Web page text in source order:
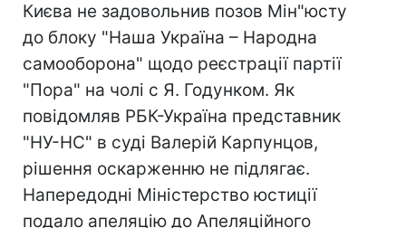
Києва не задовольнив позов Мін"юсту
до блоку "Наша Україна – Народна
самооборона" щодо реєстрації партії
"Пора" на чолі с Я. Годунком. Як
повідомляв РБК-Україна представник
"НУ-НС" в суді Валерій Карпунцов,
рішення оскарженню не підлягає.
Напередодні Міністерство юстиції
подало апеляцію до Апеляційного